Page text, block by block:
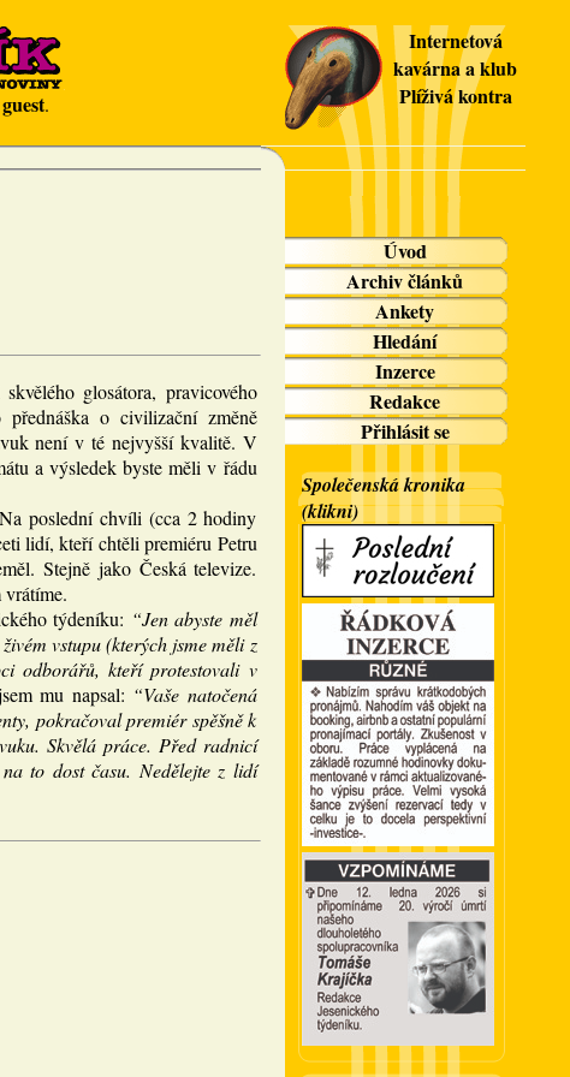
guest.
Internetová
kavárna a klub
Plíživá kontra
glosátora, pravicového
přednáška o civilizační změně
není v té nejvyšší kvalitě. V
a výsledek byste měli v řádu
poslední chvíli (cca 2 hodiny
lidí, kteří chtěli premiéru Petru
Stejně jako Česká televize.
týdeníku: “Jen abyste měl
vstupu (kterých jsme měli z
odborářů, kteří protestovali v
mu napsal: “Vaše natočená
pokračoval premiér spěšně k
Skvělá práce. Před radnicí
to dost času. Nedělejte z lidí
Úvod
Archiv článků
Ankety
Hledání
Inzerce
Redakce
Přihlásit se
Společenská kronika
(klikni)